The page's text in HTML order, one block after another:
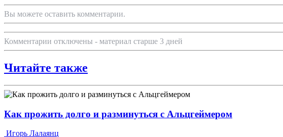
Вы можете оставить комментарии.
Комментарии отключены - материал старше 3 дней
Читайте также
Как прожить долго и разминуться с Альцгеймером
Игорь Лалаянц